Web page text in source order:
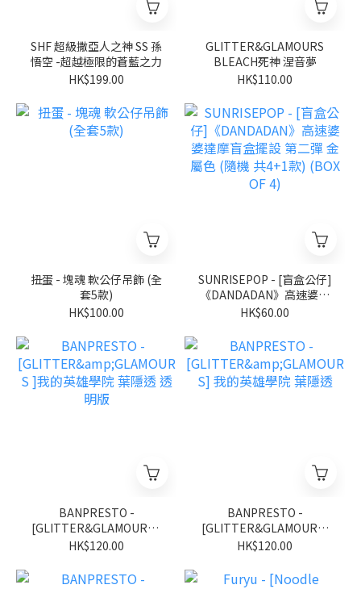
SHF 超級撒亞人之神 SS 孫
悟空 -超越極限的蒼藍之力
HK$199.00
GLITTER&GLAMOURS
BLEACH死神 涅音夢
HK$110.00
扭蛋 - 塊魂 軟公仔吊飾 (全
套5款)
HK$100.00
SUNRISEPOP - [盲盒公仔]
《DANDADAN》高速婆婆
達摩盲盒擺設 第二彈 金屬
4)
HK$60.00
BANPRESTO -
[GLITTER&GLAMOURS ]
我的英雄學院 葉隱透 透明
HK$120.00
BANPRESTO -
[GLITTER&GLAMOURS]
我的英雄學院 葉隱透
HK$120.00